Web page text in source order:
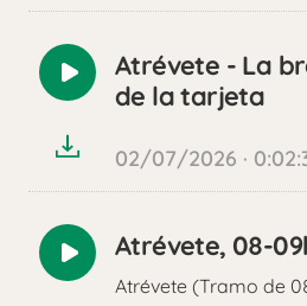
Reproducir
audio
Atrévete - La
de la tarjeta
02/07/2026 ·
Reproducir
audio
Atrévete, 08-
Atrévete (Tramo de